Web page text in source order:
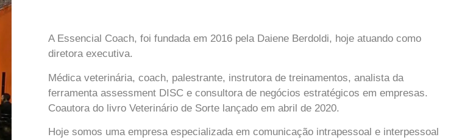
A Essencial Coach, foi fundada em 2016 pela Daiene Berdoldi, hoje atuando como
diretora executiva.
Médica veterinária, coach, palestrante, instrutora de treinamentos, analista da
ferramenta assessment DISC e consultora de negócios estratégicos em empresas.
Coautora do livro Veterinário de Sorte lançado em abril de 2020.
Hoje somos uma empresa especializada em comunicação intrapessoal e interpessoal